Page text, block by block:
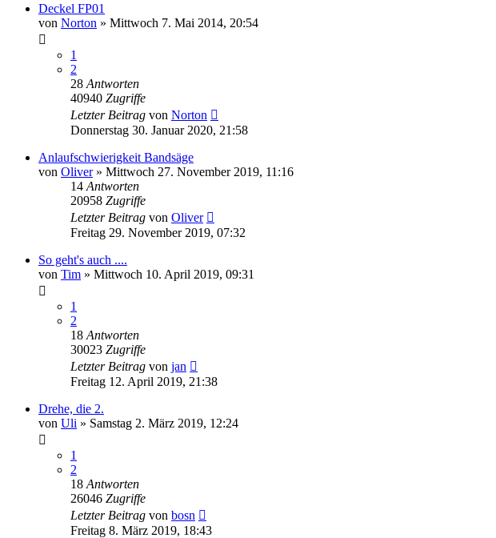
Deckel FP01
von Norton » Mittwoch 7. Mai 2014, 20:54
1
2
28 Antworten
40940 Zugriffe
Letzter Beitrag von Norton
Donnerstag 30. Januar 2020, 21:58
Anlaufschwierigkeit Bandsäge
von Oliver» Mittwoch 27. November 2019, 11:16
14 Antworten
20958 Zugriffe
Letzter Beitrag von Oliver
Freitag 29. November 2019, 07:32
So geht's auch ....
von Tim » Mittwoch 10. April 2019, 09:31
1
2
18 Antworten
30023 Zugriffe
Letzter Beitrag von jan
Freitag 12. April 2019, 21:38
Drehe, die 2.
von Uli » Samstag 2. März 2019, 12:24
1
2
18 Antworten
26046 Zugriffe
Letzter Beitrag von bosn
Freitag 8. März 2019, 18:43